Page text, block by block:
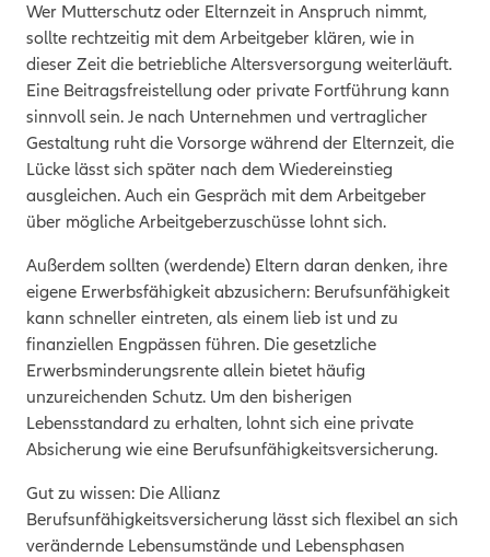
Wer Mutterschutz oder Elternzeit in Anspruch nimmt,
sollte rechtzeitig mit dem Arbeitgeber klären, wie in
dieser Zeit die betriebliche Altersversorgung weiterläuft.
Eine Beitragsfreistellung oder private Fortführung kann
sinnvoll sein. Je nach Unternehmen und vertraglicher
Gestaltung ruht die Vorsorge während der Elternzeit, die
Lücke lässt sich später nach dem Wiedereinstieg
ausgleichen. Auch ein Gespräch mit dem Arbeitgeber
über mögliche Arbeitgeberzuschüsse lohnt sich.
Außerdem sollten (werdende) Eltern daran denken, ihre
eigene Erwerbsfähigkeit abzusichern: Berufsunfähigkeit
kann schneller eintreten, als einem lieb ist und zu
finanziellen Engpässen führen. Die gesetzliche
Erwerbsminderungs­rente allein bietet häufig
unzureichenden Schutz. Um den bisherigen
Lebensstandard zu erhalten, lohnt sich eine private
Absicherung wie eine Berufsunfähigkeitsversicherung.
Gut zu wissen: Die Allianz
Berufsunfähigkeitsversicherung lässt sich flexibel an sich
verändernde Lebensumstände und Lebensphasen